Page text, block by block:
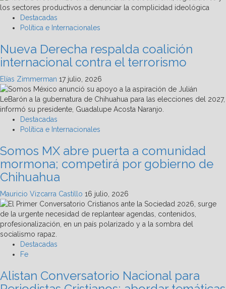
Destacadas
Política e Internacionales
Nueva Derecha respalda coalición
internacional contra el terrorismo
Elías Zimmerman 17 julio, 2026
Destacadas
Política e Internacionales
Somos MX abre puerta a comunidad
mormona; competirá por gobierno de
Chihuahua
Mauricio Vizcarra Castillo 16 julio, 2026
Destacadas
Fe
Alistan Conversatorio Nacional para